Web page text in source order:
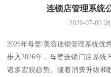
连锁店管理系统
2026-07-09
2026年母婴/美容连锁管理系统优
步入2026年，母婴连锁门店系统
诸多宏观趋势。随着消费升级和